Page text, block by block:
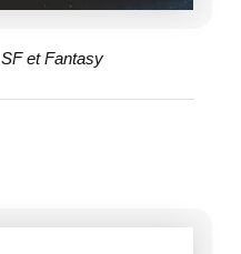
SF et Fantasy